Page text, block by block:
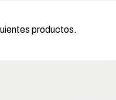
productos.